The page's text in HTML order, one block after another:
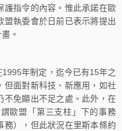
護指令的內容。惟此承諾在歐
盟執委會於日前已表示將提出
。
年制定，迄今已有15年之
但面對新科技、新應用，如社
不免顯出不足之處。此外，在
歐盟「第三支柱」下的事務
務），但此狀況在里斯本條約